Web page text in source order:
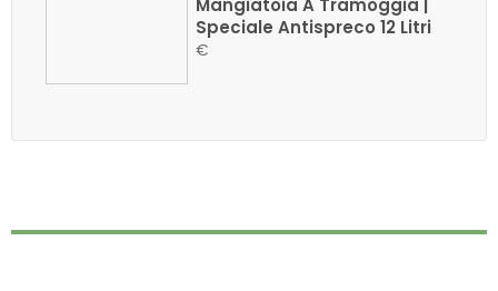
Mangiatoia A Tramoggia |
Speciale Antispreco 12 Litri
€